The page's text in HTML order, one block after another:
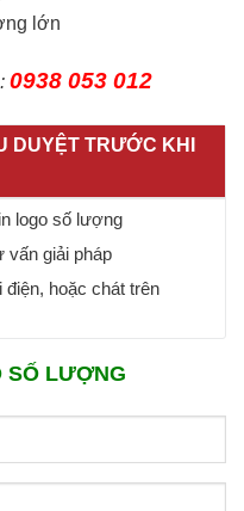
lớn
: 0938 053 012
DUYỆT TRƯỚC KHI
logo số lượng
vấn giải pháp
điện, hoặc chát trên
SỐ LƯỢNG